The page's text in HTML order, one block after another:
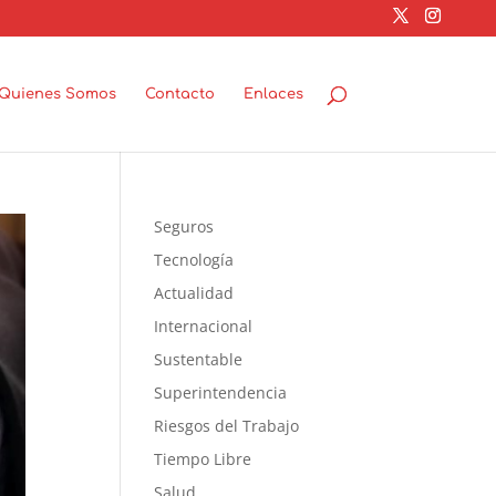
Somos Contacto Enlaces
Seguros
Tecnología
Actualidad
Internacional
Sustentable
Superintendencia
Riesgos del Trabajo
Tiempo Libre